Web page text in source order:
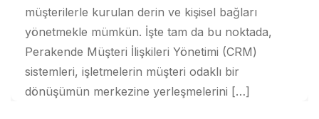
müşterilerle kurulan derin ve kişisel bağları
yönetmekle mümkün. İşte tam da bu noktada,
Perakende Müşteri İlişkileri Yönetimi (CRM)
sistemleri, işletmelerin müşteri odaklı bir
dönüşümün merkezine yerleşmelerini […]